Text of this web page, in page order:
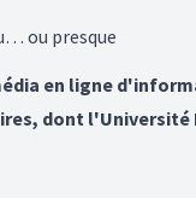
ou presque
en ligne
dont l'Université